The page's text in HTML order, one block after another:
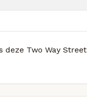
deze Two Way Street